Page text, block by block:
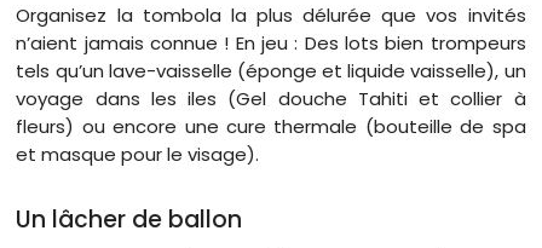
Organisez la tombola la plus délurée que vos invités
n’aient jamais connue ! En jeu : Des lots bien trompeurs
tels qu’un lave-vaisselle (éponge et liquide vaisselle), un
voyage dans les iles (Gel douche Tahiti et collier à
fleurs) ou encore une cure thermale (bouteille de spa
et masque pour le visage).
Un lâcher de ballon